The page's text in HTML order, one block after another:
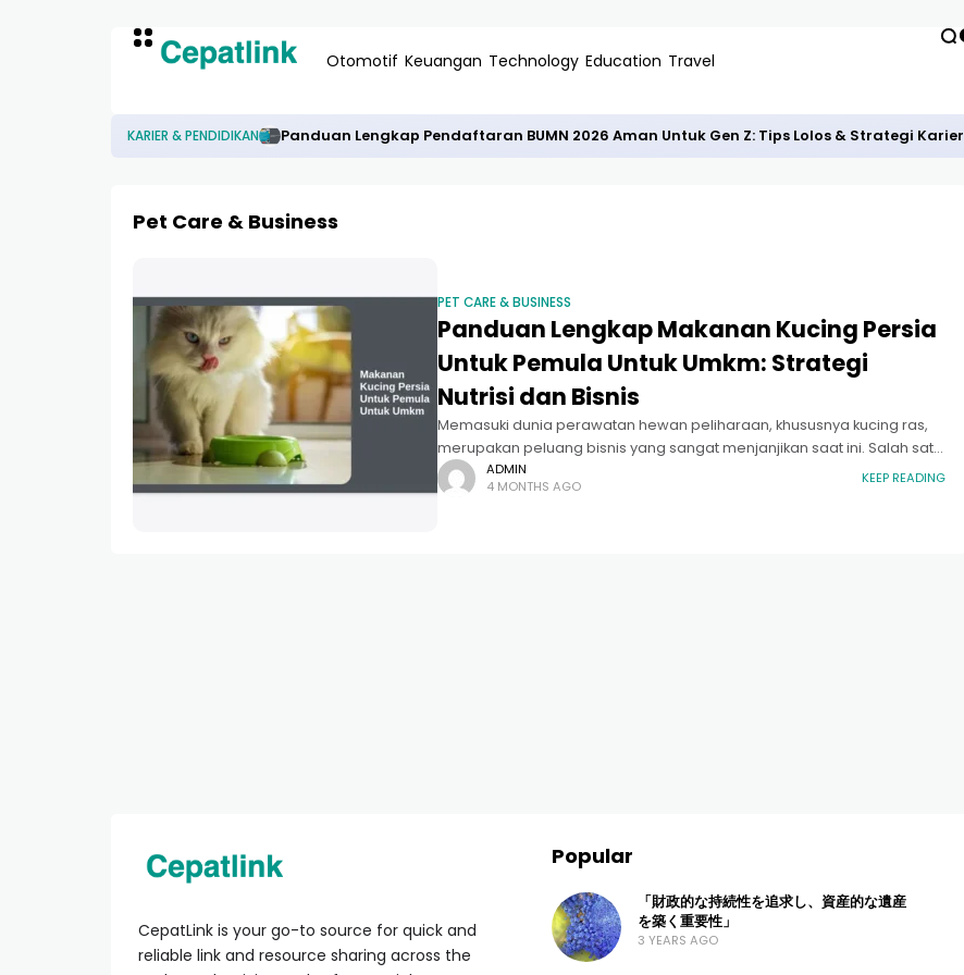
Otomotif Keuangan Technology Education Travel
KARIER & PENDIDIKAN Panduan Lengkap Pendaftaran BUMN 2026 Aman Untuk Gen Z: Tips Lolos & Strategi Karier
Pet Care & Business
PET CARE & BUSINESS
Panduan Lengkap Makanan Kucing Persia
Untuk Pemula Untuk Umkm: Strategi
Nutrisi dan Bisnis
Memasuki dunia perawatan hewan peliharaan, khususnya kucing ras,
merupakan peluang bisnis yang sangat menjanjikan saat ini. Salah satu
aspek yang paling krusial adalah memahami makanan kucing persia
untuk pemula untuk
ADMIN
4 MONTHS AGO
KEEP READING
CepatLink is your go-to source for quick and
reliable link and resource sharing across the
Popular
「財政的な持続性を追求し、資産的な遺産
を築く重要性」
3 YEARS AGO